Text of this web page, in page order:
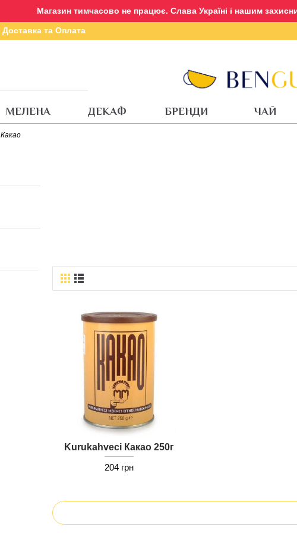
Магазин тимчасово не працює. Слава Україні і нашим
Доставка та Оплата
МЕЛЕНА ДЕКАФ БРЕНДИ ЧАЙ
Какао
Kurukahveci Какао 250г
204 грн